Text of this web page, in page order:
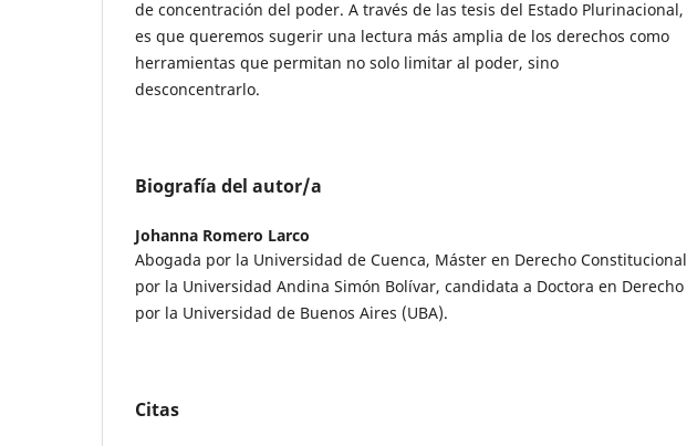
de concentración del poder. A través de las tesis del Estado Plurinacional,
es que queremos sugerir una lectura más amplia de los derechos como
herramientas que permitan no solo limitar al poder, sino
desconcentrarlo.
Biografía del autor/a
Johanna Romero Larco
Abogada por la Universidad de Cuenca, Máster en Derecho Constitucional
por la Universidad Andina Simón Bolívar, candidata a Doctora en Derecho
por la Universidad de Buenos Aires (UBA).
Citas